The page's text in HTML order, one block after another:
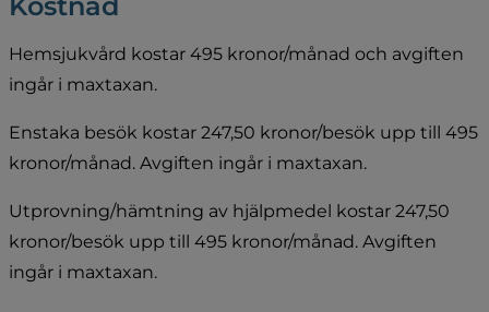
Hemsjukvård kostar 495 kronor/månad och avgiften
ingår i maxtaxan.
Enstaka besök kostar 247,50 kronor/besök upp till 495
kronor/månad. Avgiften ingår i maxtaxan.
Utprovning/hämtning av hjälpmedel kostar 247,50
kronor/besök upp till 495 kronor/månad. Avgiften
ingår i maxtaxan.